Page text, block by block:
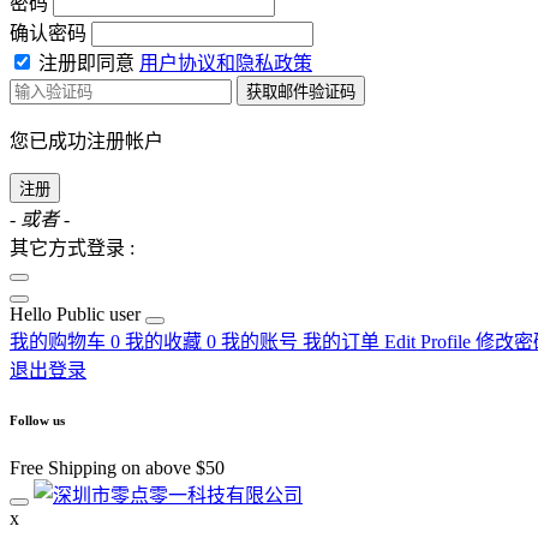
确认密码
注册即同意 用户协议和隐私政策
获取邮件验证码
您已成功注册帐户
注册
- 或者 -
其它方式登录 :
Hello Public user
我的购物车 0 我的收藏 0 我的账号 我的订单 Edit Profile 修改密
退出登录
Follow us
Free Shipping on above $50
x